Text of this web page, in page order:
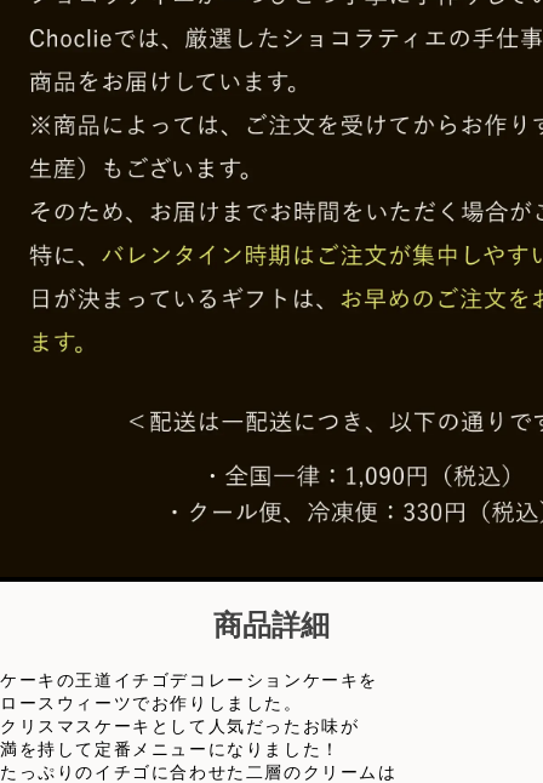
商品詳細
ケーキの王道イチゴデコレーションケーキを
ロースウィーツでお作りしました。
クリスマスケーキとして人気だったお味が
満を持して定番メニューになりました！
たっぷりのイチゴに合わせた二層のクリームは